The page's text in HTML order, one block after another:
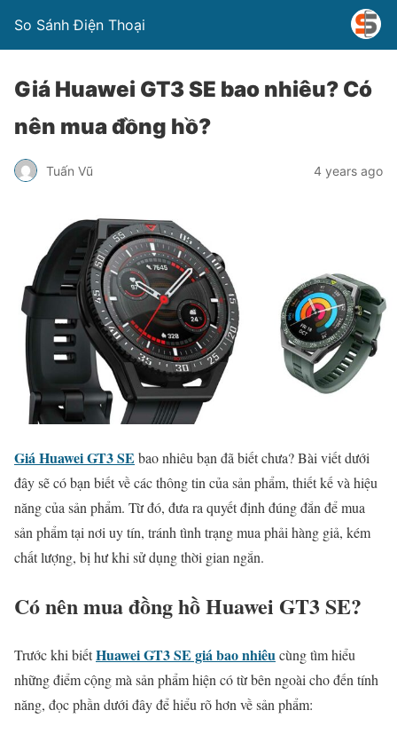
So Sánh Điện Thoại
Giá Huawei GT3 SE bao nhiêu? Có
nên mua đồng hồ?
Tuấn Vũ 4 years ago
Giá Huawei GT3 SE bao nhiêu bạn đã biết chưa? Bài viết dưới
đây sẽ có bạn biết về các thông tin của sản phẩm, thiết kế và hiệu
năng của sản phẩm. Từ đó, đưa ra quyết định đúng đắn để mua
sản phẩm tại nơi uy tín, tránh tình trạng mua phải hàng giả, kém
chất lượng, bị hư khi sử dụng thời gian ngắn.
Có nên mua đồng hồ Huawei GT3 SE?
Trước khi biếtHuawei GT3 SE giá bao nhiêucùng tìm hiểu
những điểm cộng mà sản phẩm hiện có từ bên ngoài cho đến tính
năng, đọc phần dưới đây để hiểu rõ hơn về sản phẩm: